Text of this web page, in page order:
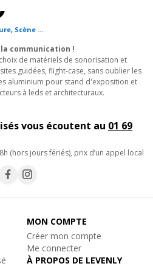
TÜV NORD.
et léger.
et structures scéniques.
pour collectivités et
prestataires événementiels.
135 degrés (configuration
Triangulaire DT23 220
Scène ...
communication !
de matériels de sonorisation et
guidées, flight-case, sans oublier les
aluminium pour stand d'exposition et
à leds et architecturaux.
vous écoutent au 01 69
(hors jours fériés), prix d’un appel local
MON COMPTE
Créer mon compte
Me connecter
À PROPOS DE LEVENLY